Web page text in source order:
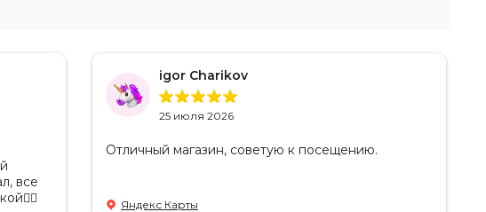
все
igor Charikov
25 июля 2026
Отличный магазин, советую к посещению.
Яндекс Карты